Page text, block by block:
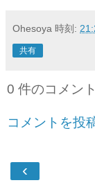
Ohesoya 時刻:
共有
0 件のコメン
コメントを投
‹